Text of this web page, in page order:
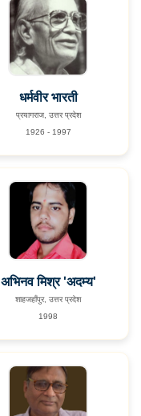
धर्मवीर भारती
प्रयागराज, उत्तर प्रदेश
1926 - 1997
अभिनव मिश्र 'अदम्य'
शाहजहाँपुर, उत्तर प्रदेश
1998